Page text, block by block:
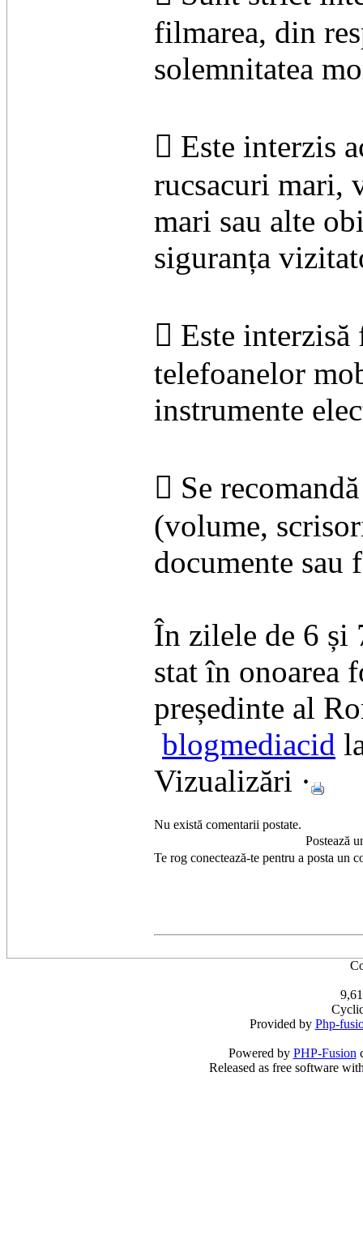
filmarea, din
solemnitatea
 Este interzis
rucsacuri mari,
mari sau alte
siguranța
 Este
telefoanelor
instrumente
 Se
(volume,
documente
În zilele de 6 și
stat în onoarea
președinte al
blogmediacid
Vizualizări ·
Nu există comentarii postate.
Postează
Te rog conectează-te pentru a posta un
Provided by Php-
Powered by PHP-Fusion
Released as free software